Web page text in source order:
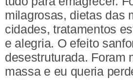
milagrosas, dietas das
cidades, tratamentos
e alegria. O efeito
desestruturada. Foram
massa e eu queria